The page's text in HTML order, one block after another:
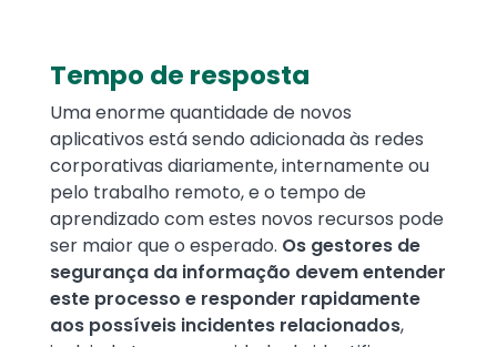
Tempo de resposta
Uma enorme quantidade de novos
aplicativos está sendo adicionada às redes
corporativas diariamente, internamente ou
pelo trabalho remoto, e o tempo de
aprendizado com estes novos recursos pode
ser maior que o esperado. Os gestores de
segurança da informação devem entender
este processo e responder rapidamente
aos possíveis incidentes relacionados,